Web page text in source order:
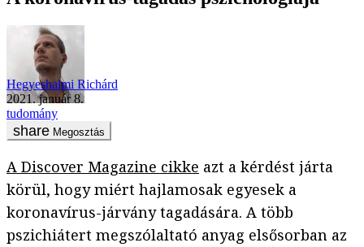
Hegyeshalmi Richárd
2021. január 8.
tudomány
Megosztás
A Discover Magazine cikke azt a kérdést járta
körül, hogy miért hajlamosak egyesek a
koronavírus-járvány tagadására. A több
pszichiátert megszólaltató anyag elsősorban az